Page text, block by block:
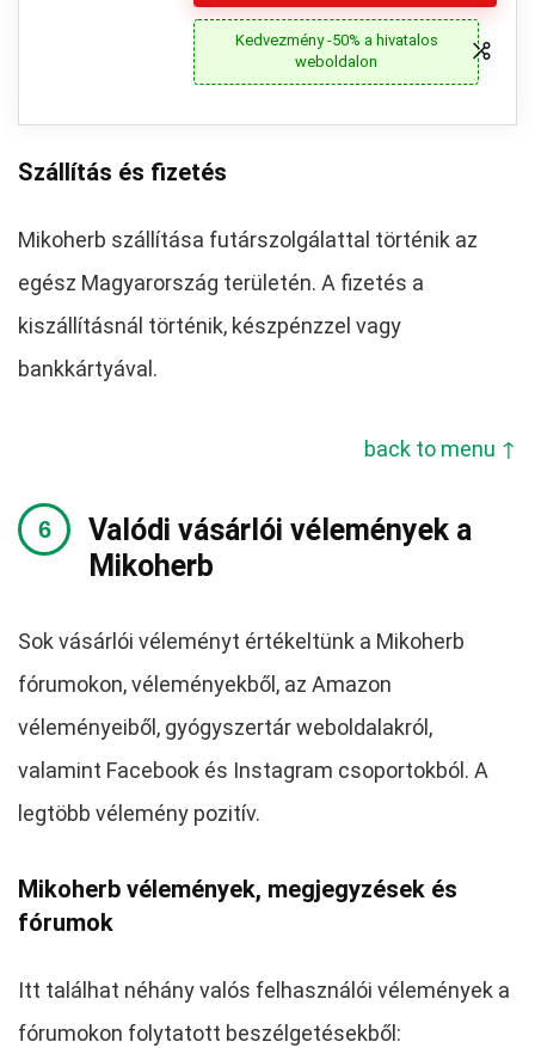
Kedvezmény -50% a hivatalos
weboldalon
Szállítás és fizetés
Mikoherb szállítása futárszolgálattal történik az
egész Magyarország területén. A fizetés a
kiszállításnál történik, készpénzzel vagy
bankkártyával.
back to menu ↑
Valódi vásárlói vélemények a
Mikoherb
Sok vásárlói véleményt értékeltünk a Mikoherb
fórumokon, véleményekből, az Amazon
véleményeiből, gyógyszertár weboldalakról,
valamint Facebook és Instagram csoportokból. A
legtöbb vélemény pozitív.
Mikoherb vélemények, megjegyzések és
fórumok
Itt találhat néhány valós felhasználói vélemények a
fórumokon folytatott beszélgetésekből: